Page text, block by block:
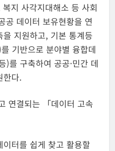
지 사각지대해소 등 사회
공 데이터 보유현황을 연
을 지원하고, 기본 통계등
기반으로 분야별 융합데
)를 구축하여 공공·민간 데
한다.
연결되는 「데이터 고속
이터를 쉽게 찾고 활용할